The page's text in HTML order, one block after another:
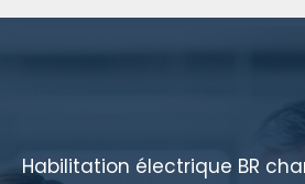
Habilitation électrique BR